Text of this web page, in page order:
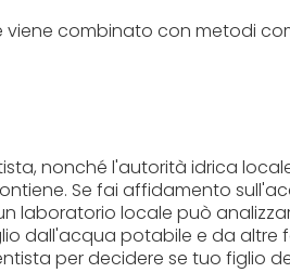
combinato con metodi
nonché l'autorità idrica
Se fai affidamento
laboratorio locale può
dall'acqua potabile e da altre
per decidere se tuo figlio